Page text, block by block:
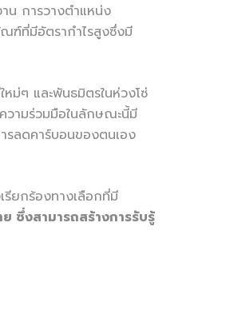
น การวางตำแหน่ง
ฑ์ที่มีอัตรากำไรสูงซึ่งมี
ม่ๆ และพันธมิตรในห่วงโซ่
วามร่วมมือในลักษณะนี้มี
รลดคาร์บอนของตนเอง
ยกร้องทางเลือกที่มี
ซึ่งสามารถสร้างการรับรู้